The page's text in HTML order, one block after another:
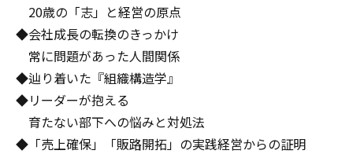
20歳の「志」と経営の原点
◆会社成長の転換のきっかけ
常に問題があった人間関係
◆辿り着いた『組織構造学』
◆リーダーが抱える
育たない部下への悩みと対処法
◆「売上確保」「販路開拓」の実践経営からの証明